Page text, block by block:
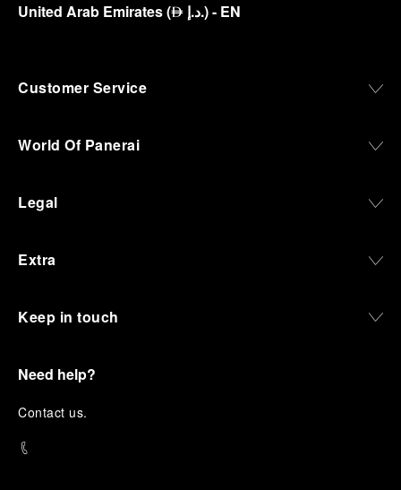
United Arab Emirates(⃃ د.إ.)- EN
Customer Service
World Of Panerai
Legal
Extra
Keep in touch
Need help?
Contact us.